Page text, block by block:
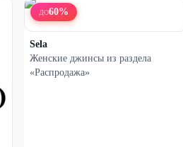
ДО60%
Sela
Женские джинсы из раздела
«Распродажа»